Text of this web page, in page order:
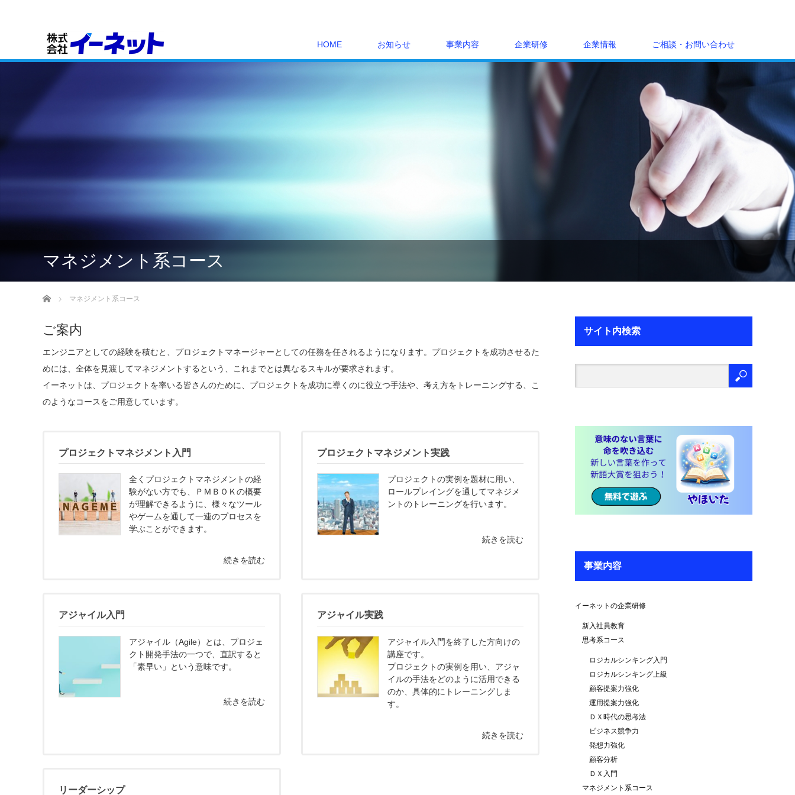
HOME お知らせ 事業内容 企業研修 企業情報 ご相談・お問い合わせ
マネジメント系コース
ホーム マネジメント系コース
ご案内
エンジニアとしての経験を積むと、プロジェクトマネージャーとしての任務を任されるようになります。プロジェクトを成功させるた
めには、全体を見渡してマネジメントするという、これまでとは異なるスキルが要求されます。
イーネットは、プロジェクトを率いる皆さんのために、プロジェクトを成功に導くのに役立つ手法や、考え方をトレーニングする、こ
のようなコースをご用意しています。
プロジェクトマネジメント入門
全くプロジェクトマネジメントの経
験がない方でも、ＰＭＢＯＫの概要
が理解できるように、様々なツール
やゲームを通して一連のプロセスを
学ぶことができます。
続きを読む
プロジェクトマネジメント実践
プロジェクトの実例を題材に用い、
ロールプレイングを通してマネジメ
ントのトレーニングを行います。
続きを読む
アジャイル入門
アジャイル（Agile）とは、プロジェ
クト開発手法の一つで、直訳すると
「素早い」という意味です。
続きを読む
アジャイル実践
アジャイル入門を終了した方向けの
講座です。
プロジェクトの実例を用い、アジャ
イルの手法をどのように活用できる
のか、具体的にトレーニングしま
す。
続きを読む
リーダーシップ
サイト内検索
事業内容
イーネットの企業研修
新入社員教育
思考系コース
ロジカルシンキング入門
ロジカルシンキング上級
顧客提案力強化
運用提案力強化
ＤＸ時代の思考法
ビジネス競争力
発想力強化
顧客分析
ＤＸ入門
マネジメント系コース